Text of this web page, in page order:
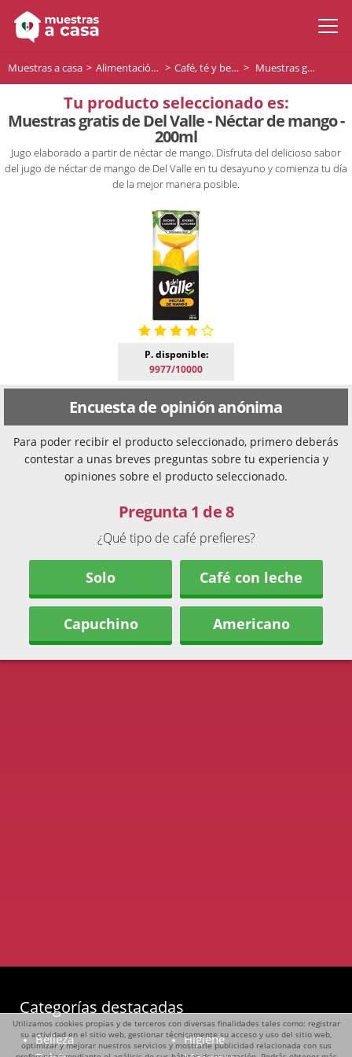
Muestras a casa Alimentación y bebidas Café, té y bebidas Muestras gratis de Del Valle - Néctar de mango - 200ml
Tu producto seleccionado es:
Muestras gratis de Del Valle - Néctar de mango -
200ml
Jugo elaborado a partir de néctar de mango. Disfruta del delicioso sabor
del jugo de néctar de mango de Del Valle en tu desayuno y comienza tu día
de la mejor manera posible.
P. disponible:
9977/10000
Encuesta de opinión anónima
Para poder recibir el producto seleccionado, primero deberás
contestar a unas breves preguntas sobre tu experiencia y
opiniones sobre el producto seleccionado.
Pregunta 1 de 8
¿Qué tipo de café prefieres?
Solo Café con leche
Capuchino Americano
Categorías destacadas
Belleza
Higiene
Utilizamos cookies propias y de terceros con diversas finalidades tales como: registrar
su actividad en el sitio web, gestionar técnicamente su acceso y uso del sitio web,
optimizar y mejorar nuestros servicios y mostrarle publicidad relacionada con sus